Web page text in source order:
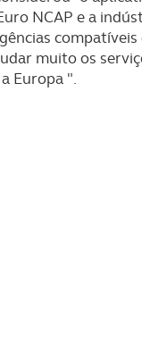
política de cookies
NCAP e a
muito os
Europa ".